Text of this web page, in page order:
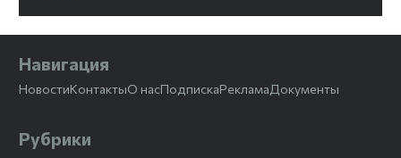
Навигация
НовостиКонтактыО насПодпискаРекламаДокументы
Рубрики